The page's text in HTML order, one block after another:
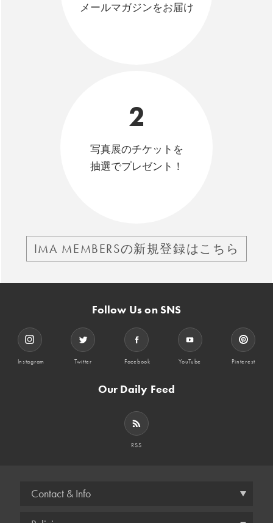
メールマガジンをお届け
2
写真展のチケットを
抽選でプレゼント！
IMA MEMBERSの新規登録はこちら
Follow Us on SNS
Instagram Twitter Facebook YouTube Pinterest
Our Daily Feed
RSS
Contact & Info